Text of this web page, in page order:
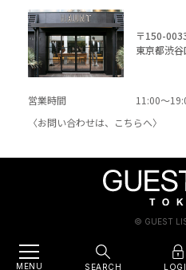
〒150-
東京都渋
営業時間
11:00～
〈お問い合わせは、
こちらへ〉
© GUEST
MENU SEARCH